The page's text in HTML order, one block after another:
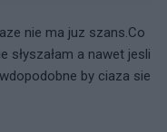
nie ma juz szans.Co
słyszałam a nawet jesli
by ciaza sie